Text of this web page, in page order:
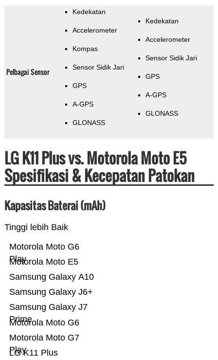
Pelbagai Sensor
Kedekatan
Accelerometer
Kompas
Sensor Sidik Jari
GPS
A-GPS
GLONASS
Kedekatan
Accelerometer
Sensor Sidik Jari
GPS
A-GPS
GLONASS
LG K11 Plus vs. Motorola Moto E5
Spesifikasi & Kecepatan Patokan
Kapasitas Baterai (mAh)
Tinggi lebih Baik
LG K11 Plus
Motorola Moto G7
Play
Motorola Moto G6
Samsung Galaxy J7
Prime
Samsung Galaxy J6+
Samsung Galaxy A10
Motorola Moto E5
Motorola Moto G6
Play